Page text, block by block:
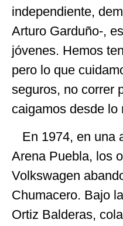
independiente,
Arturo Garduño-,
jóvenes. Hemos
pero lo que
seguros, no correr
caigamos desde lo
En 1974, en una
Arena Puebla, los
Volkswagen
Chumacero. Bajo
Ortiz Balderas,